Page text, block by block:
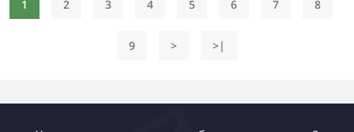
1 2 3 4 5 6 7 8
9 > >|